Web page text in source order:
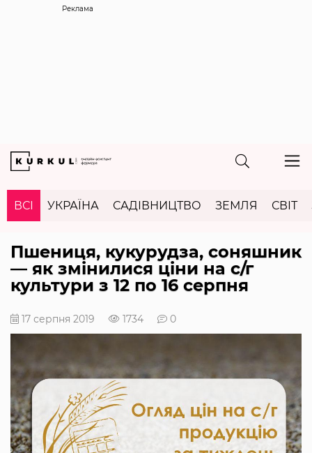
Реклама
ВСІ УКРАЇНА САДІВНИЦТВО ЗЕМЛЯ СВІТ
Пшениця, кукурудза, соняшник
— як змінилися ціни на с/г
культури з 12 по 16 серпня
17 серпня 2019 1734 0